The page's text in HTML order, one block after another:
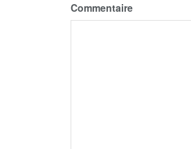
Commentaire